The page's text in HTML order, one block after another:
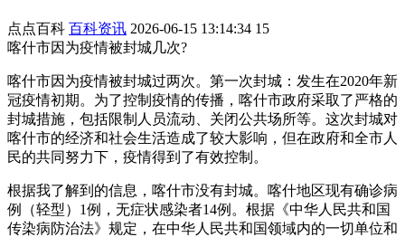
点点百科 百科资讯 2026-06-15 13:14:34 15
喀什市因为疫情被封城几次?
喀什市因为疫情被封城过两次。第一次封城：发生在2020年新
冠疫情初期。为了控制疫情的传播，喀什市政府采取了严格的
封城措施，包括限制人员流动、关闭公共场所等。这次封城对
喀什市的经济和社会生活造成了较大影响，但在政府和全市人
民的共同努力下，疫情得到了有效控制。
根据我了解到的信息，喀什市没有封城。喀什地区现有确诊病
例（轻型）1例，无症状感染者14例。根据《中华人民共和国
传染病防治法》规定，在中华人民共和国领域内的一切单位和